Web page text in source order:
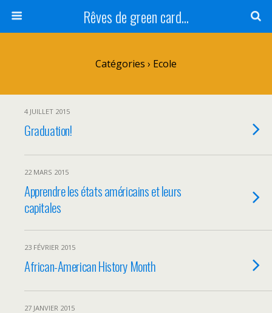
Rêves de green card...
Catégories › Ecole
4 JUILLET 2015
Graduation!
22 MARS 2015
Apprendre les états américains et leurs
capitales
23 FÉVRIER 2015
African-American History Month
27 JANVIER 2015